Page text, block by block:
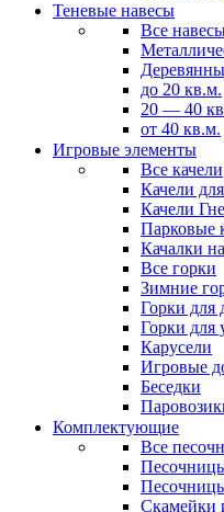
Теневые навесы
Все
до 20 кв.м.
20 — 40
от 40 кв.м.
Игровые элементы
Все качели
Качели
Качели
Парковые
Качалки
Все горки
Зимние
Горки для
Горки для
Карусели
Игровые
Беседки
Комплектующие
Все
Скамейки